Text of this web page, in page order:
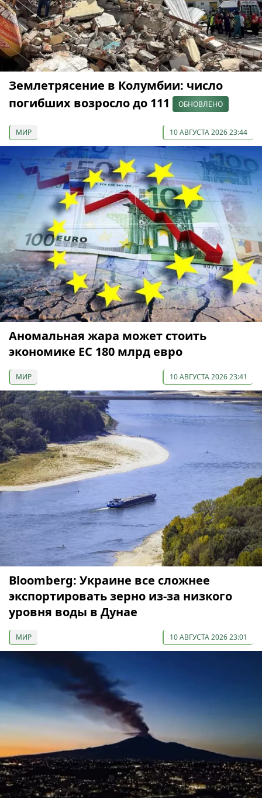
Землетрясение в Колумбии: число
погибших возросло до 111
ОБНОВЛЕНО
МИР 10 АВГУСТА 2026 23:44
Аномальная жара может стоить
экономике ЕС 180 млрд евро
МИР 10 АВГУСТА 2026 23:41
Bloomberg: Украине все сложнее
экспортировать зерно из-за низкого
уровня воды в Дунае
МИР 10 АВГУСТА 2026 23:01